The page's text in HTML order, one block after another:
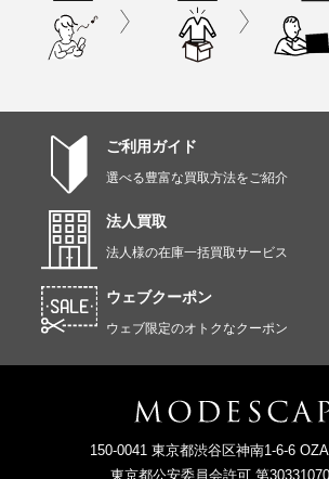
ご利用ガイド
選べる豊富な買取方法をご紹介
法人買取
法人様の在庫一括買取サービス
ウェブクーポン
ウェブ限定のオトクなクーポン
150-0041 東京都渋谷区神南1-6-6
東京都公安委員会許可 第